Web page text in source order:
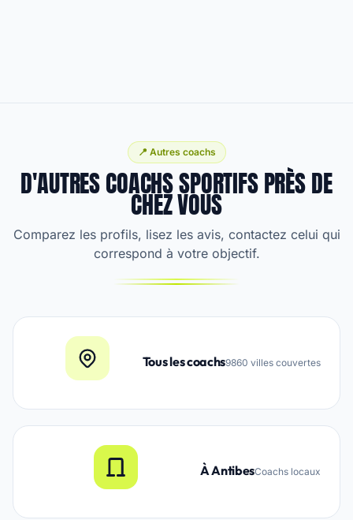
📍 Autres coachs
D'AUTRES COACHS SPORTIFS PRÈS DE
CHEZ VOUS
Comparez les profils, lisez les avis, contactez celui qui
correspond à votre objectif.
Tous les coachs9860 villes couvertes
À AntibesCoachs locaux